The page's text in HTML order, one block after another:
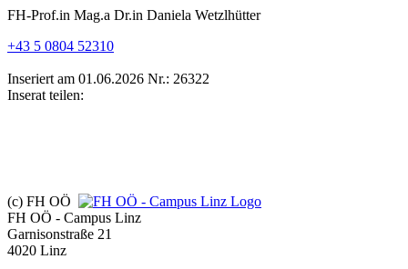
FH-Prof.in Mag.a Dr.in Daniela Wetzlhütter
+43 5 0804 52310
Inseriert am 01.06.2026 Nr.: 26322
Inserat teilen:
(c) FH OÖ
FH OÖ - Campus Linz
Garnisonstraße 21
4020 Linz